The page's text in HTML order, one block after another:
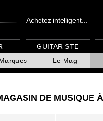
Achetez intelligent...
Marques Le Mag
GUITARISTE
DE MUSIQUE